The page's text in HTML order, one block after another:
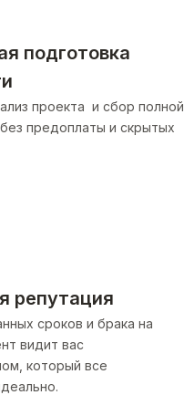
интерьера
проектов
подготовка
проекта и сбор полной
предоплаты и скрытых
репутация
сроков и брака на
видит вас
который все